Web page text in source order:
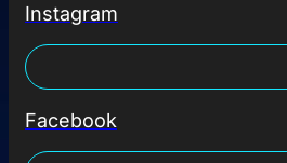
Instagram
Facebook